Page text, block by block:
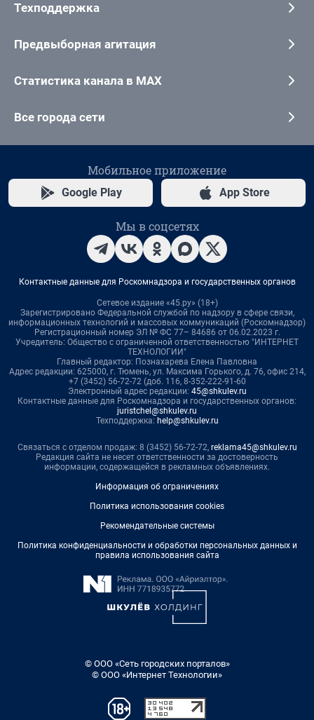
Техподдержка
Предвыборная агитация
Статистика канала в MAX
Все города сети
Мобильное приложение
Google Play App Store
Мы в соцсетях
Контактные данные для Роскомнадзора и государственных органов
Сетевое издание «45.ру» (18+)
Зарегистрировано Федеральной службой по надзору в сфере связи,
информационных технологий и массовых коммуникаций (Роскомнадзор)
Регистрационный номер ЭЛ № ФС 77– 84686 от 06.02.2023 г.
Учредитель: Общество с ограниченной ответственностью "ИНТЕРНЕТ
ТЕХНОЛОГИИ"
Главный редактор: Познахарева Елена Павловна
Адрес редакции: 625000, г. Тюмень, ул. Максима Горького, д. 76, офис 214,
+7 (3452) 56-72-72 (доб. 116, 8-352-222-91-60
Электронный адрес редакции: 45@shkulev.ru
Контактные данные для Роскомнадзора и государственных органов:
juristchel@shkulev.ru
Техподдержка: help@shkulev.ru
Связаться с отделом продаж: 8 (3452) 56-72-72, reklama45@shkulev.ru
Редакция сайта не несет ответственности за достоверность
информации, содержащейся в рекламных объявлениях.
Информация об ограничениях
Политика использования cookies
Рекомендательные системы
Политика конфиденциальности и обработки персональных данных и
правила использования сайта
© ООО «Сеть городских порталов»
© ООО «Интернет Технологии»